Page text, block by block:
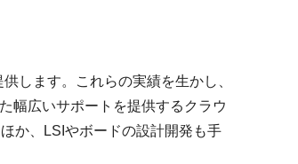
します。これらの実績を生かし、
幅広いサポートを提供するクラウ
か、LSIやボードの設計開発も手